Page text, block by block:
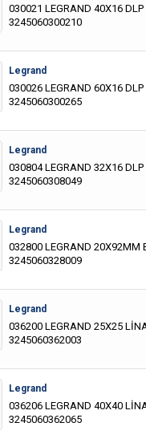
030021 LEGRAND 40X16
3245060300210
Legrand
030026 LEGRAND 60X16
3245060300265
Legrand
030804 LEGRAND 32X16
3245060308049
Legrand
032800 LEGRAND 20X92MM
3245060328009
Legrand
036200 LEGRAND 25X25
3245060362003
Legrand
036206 LEGRAND 40X40
3245060362065